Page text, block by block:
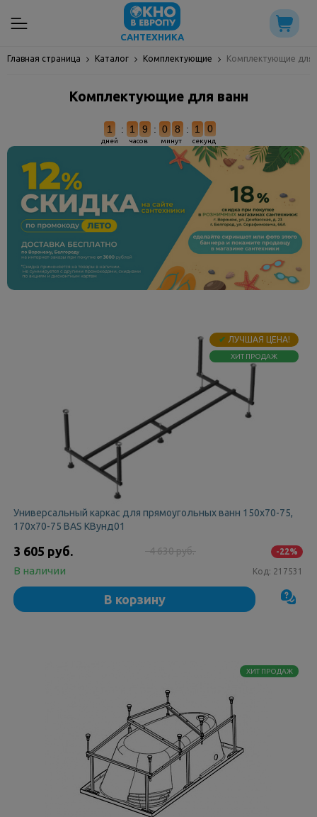
САНТЕХНИКА
Главная страница Каталог Комплектующие Комплектующие для
Комплектующие для ванн
1
дней
: 1 9
часов
: 0 8
минут
: 0 9
секунд
✔ ЛУЧШАЯ ЦЕНА!
ХИТ ПРОДАЖ
Универсальный каркас для прямоугольных ванн 150х70-75,
170х70-75 BAS КВунд01
3 605 руб. 4 630 руб. -22%
В наличии Код: 217531
В корзину
ХИТ ПРОДАЖ